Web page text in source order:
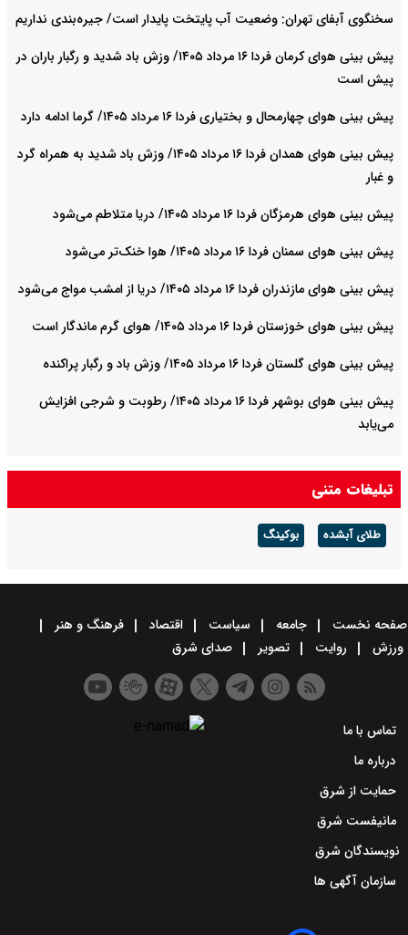
سخنگوی آبفای تهران: وضعیت آب پایتخت پایدار است/ جیره‌بندی نداریم
پیش بینی هوای کرمان فردا ۱۶ مرداد ۱۴۰۵/ وزش باد شدید و رگبار باران در
پیش است
پیش بینی هوای چهارمحال و بختیاری فردا ۱۶ مرداد ۱۴۰۵/ گرما ادامه دارد
پیش بینی هوای همدان فردا ۱۶ مرداد ۱۴۰۵/ وزش باد شدید به همراه گرد
و غبار
پیش بینی هوای هرمزگان فردا ۱۶ مرداد ۱۴۰۵/ دریا متلاطم می‌شود
پیش بینی هوای سمنان فردا ۱۶ مرداد ۱۴۰۵/ هوا خنک‌تر می‌شود
پیش بینی هوای مازندران فردا ۱۶ مرداد ۱۴۰۵/ دریا از امشب مواج می‌شود
پیش بینی هوای خوزستان فردا ۱۶ مرداد ۱۴۰۵/ هوای گرم ماندگار است
پیش بینی هوای گلستان فردا ۱۶ مرداد ۱۴۰۵/ وزش باد و رگبار پراکنده
پیش بینی هوای بوشهر فردا ۱۶ مرداد ۱۴۰۵/ رطوبت و شرجی افزایش
می‌یابد
تبلیغات متنی
طلای آبشده بوکینگ
صفحه نخست جامعه سیاست اقتصاد
فرهنگ و هنر
ورزش
روایت تصویر صدای شرق
تماس با ما
درباره ما
حمایت از شرق
مانیفست شرق
نویسندگان شرق
سازمان آگهی ها